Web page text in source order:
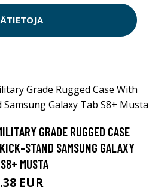
GRADE RUGGED CASE
STAND SAMSUNG GALAXY
MUSTA
EUR